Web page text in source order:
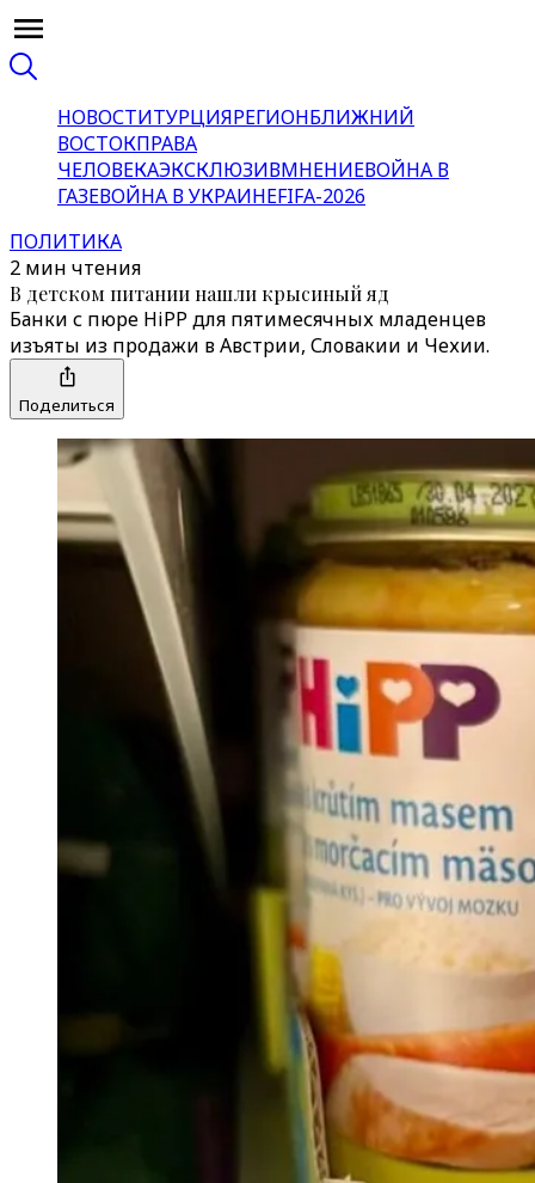
НОВОСТИТУРЦИЯРЕГИОНБЛИЖНИЙ
ВОСТОКПРАВА
ЧЕЛОВЕКАЭКСКЛЮЗИВМНЕНИЕВОЙНА В
ГАЗЕВОЙНА В УКРАИНЕFIFA-2026
ПОЛИТИКА
2 мин чтения
В детском питании нашли крысиный яд
Банки с пюре HiPP для пятимесячных младенцев
изъяты из продажи в Австрии, Словакии и Чехии.
Поделиться